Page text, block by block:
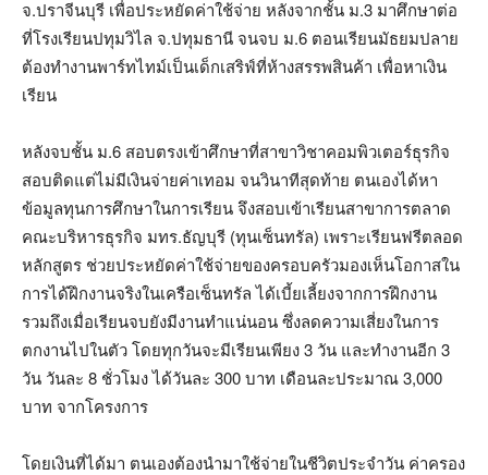
จ.ปราจีนบุรี เพื่อประหยัดค่าใช้จ่าย หลังจากชั้น ม.3 มาศึกษาต่อ
ที่โรงเรียนปทุมวิไล จ.ปทุมธานี จนจบ ม.6 ตอนเรียนมัธยมปลาย
ต้องทำงานพาร์ทไทม์เป็นเด็กเสริฟ์ที่ห้างสรรพสินค้า เพื่อหาเงิน
เรียน
หลังจบชั้น ม.6 สอบตรงเข้าศึกษาที่สาขาวิชาคอมพิวเตอร์ธุรกิจ
สอบติดแต่ไม่มีเงินจ่ายค่าเทอม จนวินาทีสุดท้าย ตนเองได้หา
ข้อมูลทุนการศึกษาในการเรียน จึงสอบเข้าเรียนสาขาการตลาด
คณะบริหารธุรกิจ มทร.ธัญบุรี (ทุนเซ็นทรัล) เพราะเรียนฟรีตลอด
หลักสูตร ช่วยประหยัดค่าใช้จ่ายของครอบครัวมองเห็นโอกาสใน
การได้ฝึกงานจริงในเครือเซ็นทรัล ได้เบี้ยเลี้ยงจากการฝึกงาน
รวมถึงเมื่อเรียนจบยังมีงานทำแน่นอน ซึ่งลดความเสี่ยงในการ
ตกงานไปในตัว โดยทุกวันจะมีเรียนเพียง 3 วัน และทำงานอีก 3
วัน วันละ 8 ชั่วโมง ได้วันละ 300 บาท เดือนละประมาณ 3,000
บาท จากโครงการ
โดยเงินที่ได้มา ตนเองต้องนำมาใช้จ่ายในชีวิตประจำวัน ค่าครอง